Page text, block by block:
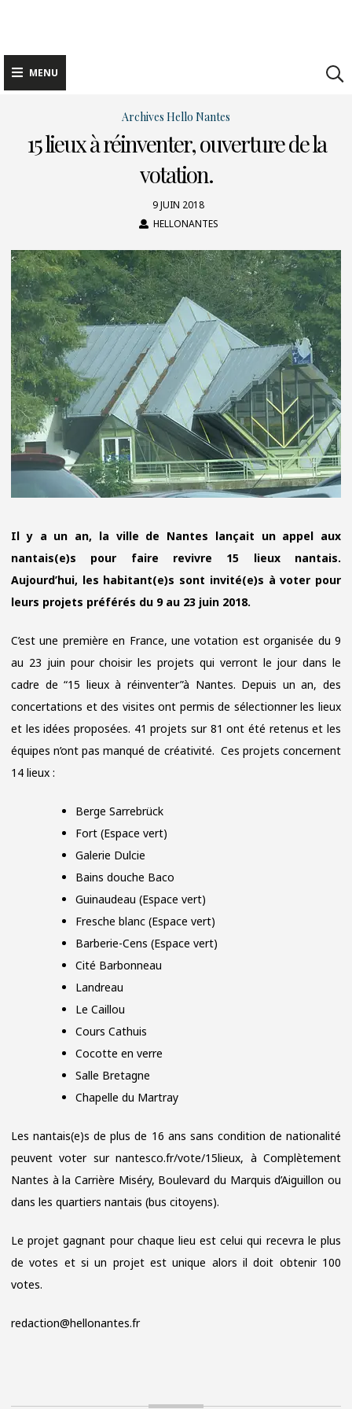
content
MENU
Archives Hello Nantes
15 lieux à réinventer, ouverture de la
votation.
9 JUIN 2018
HELLONANTES
Il y a un an, la ville de Nantes lançait un appel aux
nantais(e)s pour faire revivre 15 lieux nantais.
Aujourd’hui, les habitant(e)s sont invité(e)s à voter pour
leurs projets préférés du 9 au 23 juin 2018.
C’est une première en France, une votation est organisée du 9
au 23 juin pour choisir les projets qui verront le jour dans le
cadre de “15 lieux à réinventer”à Nantes. Depuis un an, des
concertations et des visites ont permis de sélectionner les lieux
et les idées proposées. 41 projets sur 81 ont été retenus et les
équipes n’ont pas manqué de créativité. Ces projets concernent
14 lieux :
Berge Sarrebrück
Fort (Espace vert)
Galerie Dulcie
Bains douche Baco
Guinaudeau (Espace vert)
Fresche blanc (Espace vert)
Barberie-Cens (Espace vert)
Cité Barbonneau
Landreau
Le Caillou
Cours Cathuis
Cocotte en verre
Salle Bretagne
Chapelle du Martray
Les nantais(e)s de plus de 16 ans sans condition de nationalité
peuvent voter sur nantesco.fr/vote/15lieux, à Complètement
Nantes à la Carrière Miséry, Boulevard du Marquis d’Aiguillon ou
dans les quartiers nantais (bus citoyens).
Le projet gagnant pour chaque lieu est celui qui recevra le plus
de votes et si un projet est unique alors il doit obtenir 100
votes.
redaction@hellonantes.fr